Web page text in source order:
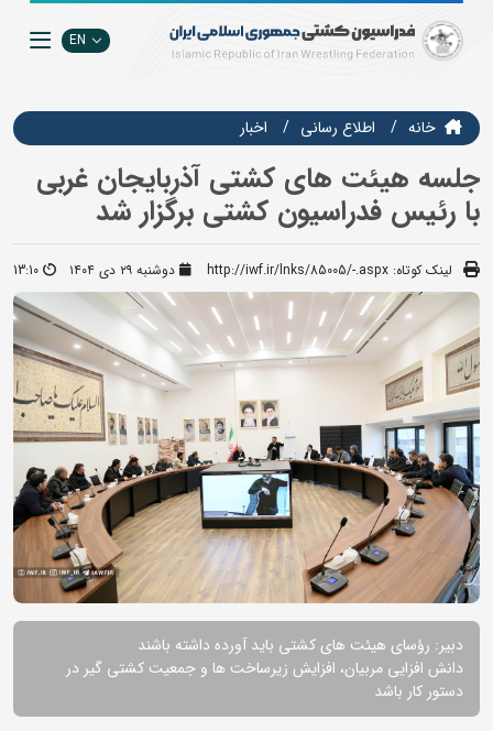
EN
خانه اطلاع رسانی اخبار
جلسه هیئت های کشتی آذربایجان غربی
با رئیس فدراسیون کشتی برگزار شد
لینک کوتاه: http://iwf.ir/lnks/85005/-.aspx دوشنبه ۲۹ دی ۱۴۰۴ 13:10
دبیر: رؤسای هیئت های کشتی باید آورده داشته باشند
دانش افزایی مربیان، افزایش زیرساخت ها و جمعیت کشتی گیر در
دستور کار باشد